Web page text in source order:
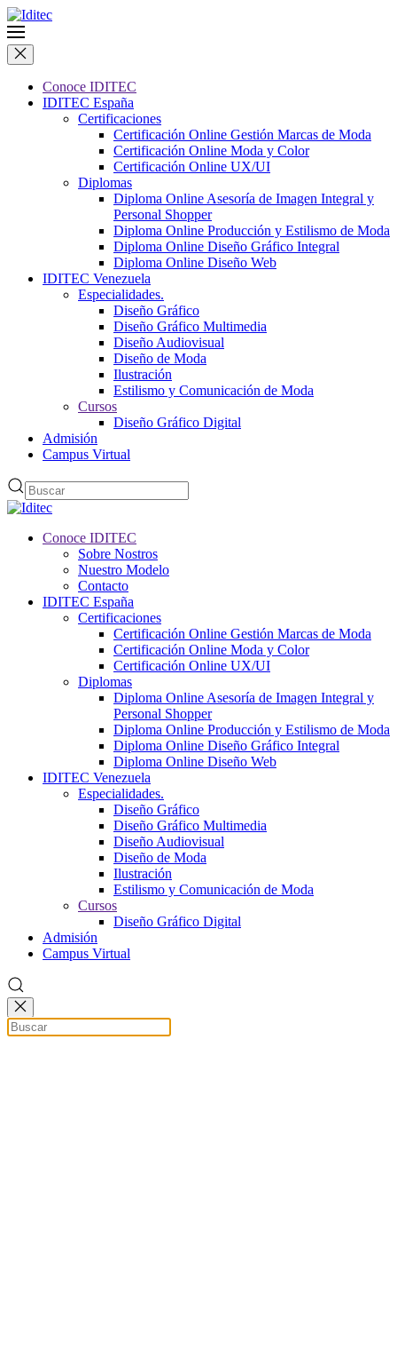
Conoce IDITEC
IDITEC España
Certificaciones
Certificación Online Gestión Marcas de Moda
Certificación Online Moda y Color
Certificación Online UX/UI
Diplomas
Diploma Online Asesoría de Imagen Integral y
Personal Shopper
Diploma Online Producción y Estilismo de Moda
Diploma Online Diseño Gráfico Integral
Diploma Online Diseño Web
IDITEC Venezuela
Especialidades.
Diseño Gráfico
Diseño Gráfico Multimedia
Diseño Audiovisual
Diseño de Moda
Ilustración
Estilismo y Comunicación de Moda
Cursos
Diseño Gráfico Digital
Admisión
Campus Virtual
Conoce IDITEC
Sobre Nostros
Nuestro Modelo
Contacto
IDITEC España
Certificaciones
Certificación Online Gestión Marcas de Moda
Certificación Online Moda y Color
Certificación Online UX/UI
Diplomas
Diploma Online Asesoría de Imagen Integral y
Personal Shopper
Diploma Online Producción y Estilismo de Moda
Diploma Online Diseño Gráfico Integral
Diploma Online Diseño Web
IDITEC Venezuela
Especialidades.
Diseño Gráfico
Diseño Gráfico Multimedia
Diseño Audiovisual
Diseño de Moda
Ilustración
Estilismo y Comunicación de Moda
Cursos
Diseño Gráfico Digital
Admisión
Campus Virtual